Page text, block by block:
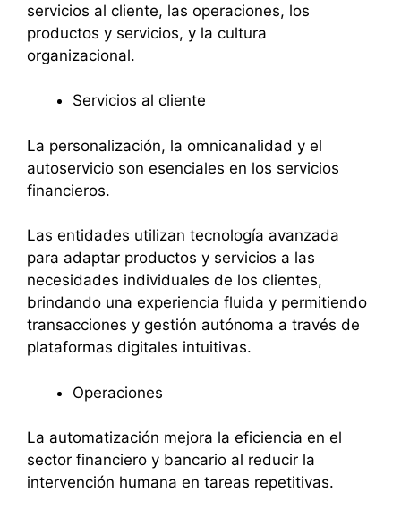
servicios al cliente, las operaciones, los
productos y servicios, y la cultura
organizacional.
Servicios al cliente
La personalización, la omnicanalidad y el
autoservicio son esenciales en los servicios
financieros.
Las entidades utilizan tecnología avanzada
para adaptar productos y servicios a las
necesidades individuales de los clientes,
brindando una experiencia fluida y permitiendo
transacciones y gestión autónoma a través de
plataformas digitales intuitivas.
Operaciones
La automatización mejora la eficiencia en el
sector financiero y bancario al reducir la
intervención humana en tareas repetitivas.